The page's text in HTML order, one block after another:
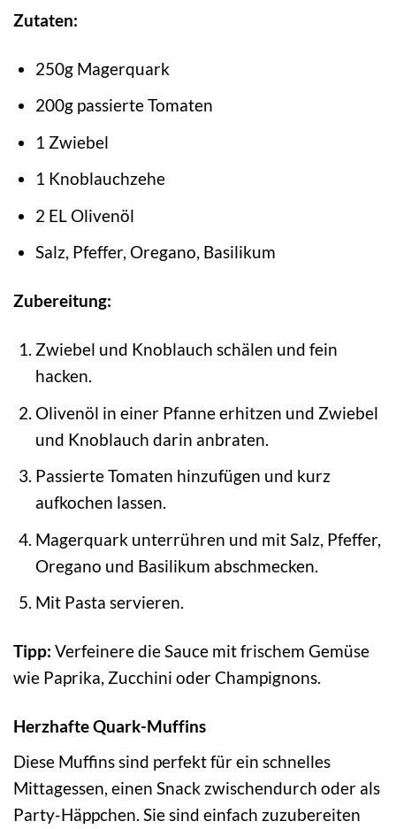
Zutaten:
250g Magerquark
200g passierte Tomaten
1 Zwiebel
1 Knoblauchzehe
2 EL Olivenöl
Salz, Pfeffer, Oregano, Basilikum
Zubereitung:
Zwiebel und Knoblauch schälen und fein
hacken.
Olivenöl in einer Pfanne erhitzen und Zwiebel
und Knoblauch darin anbraten.
Passierte Tomaten hinzufügen und kurz
aufkochen lassen.
Magerquark unterrühren und mit Salz, Pfeffer,
Oregano und Basilikum abschmecken.
Mit Pasta servieren.
Tipp: Verfeinere die Sauce mit frischem Gemüse
wie Paprika, Zucchini oder Champignons.
Herzhafte Quark-Muffins
Diese Muffins sind perfekt für ein schnelles
Mittagessen, einen Snack zwischendurch oder als
Party-Häppchen. Sie sind einfach zuzubereiten